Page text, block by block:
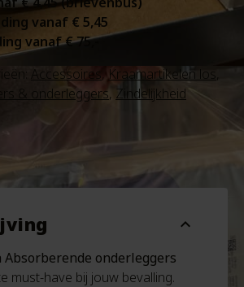
vanaf € 5,45
vanaf € 75,-
Accessoires Kraamartikelen los
& onderleggers, Zindelijkheid
expand_more
Absorberende onderleggers
must-have bij jouw bevalling.